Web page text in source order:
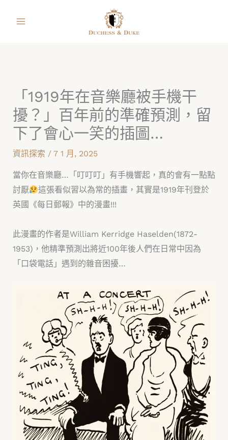
「1919年在音樂廳被手機干
擾？」百年前的準確預測，留
下了會心一笑的插圖…
資訊探索 / 7 1 月, 2025
當你在音樂廳…「叮叮叮」有手機響起，真的會有一點點
討厭
這張看似習以為常的插畫，其實是1919年刊登於
英國《每日郵報》中的漫畫!!!
此漫畫的作者是William Kerridge Haselden(1872-
1953)，他精準預測出將近100年後人們在日常中因為
「口袋電話」遇到的雜音困擾…
instagram
line